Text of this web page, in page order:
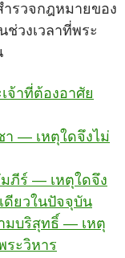
รวจกฎหมายของ
ช่วงเวลาที่พระ
าที่ต้องอาศัย
า — เหตุใดจึงไม่
ภีร์ — เหตุใดจึง
ดียวในปัจจุบัน
มบริสุทธิ์ — เหตุ
ระวิหาร